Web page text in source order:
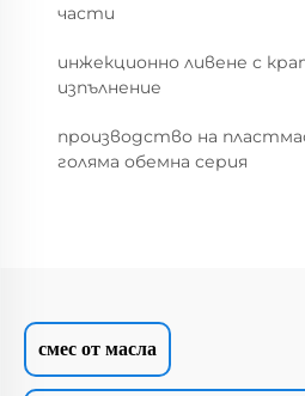
части
инжекционно ливене с
изпълнение
производство на
голяма обемна серия
смес от масла